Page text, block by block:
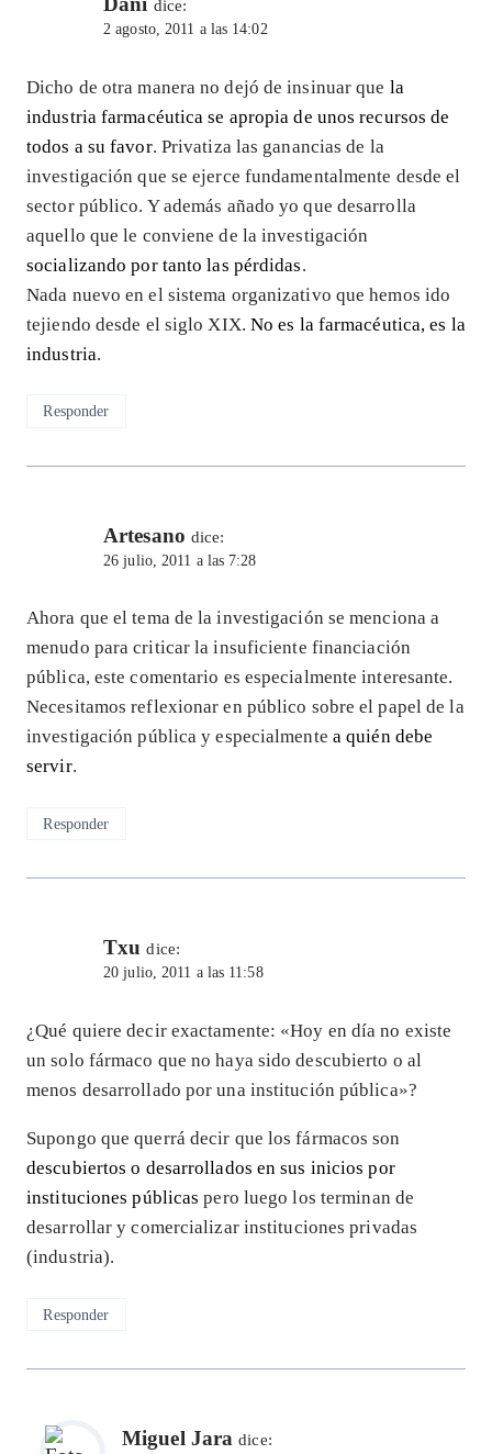
dice:
2 agosto, 2011 a las 14:02
Dicho de otra manera no dejó de insinuar que la
industria farmacéutica se apropia de unos recursos de
todos a su favor. Privatiza las ganancias de la
investigación que se ejerce fundamentalmente desde el
sector público. Y además añado yo que desarrolla
aquello que le conviene de la investigación
socializando por tanto las pérdidas.
Nada nuevo en el sistema organizativo que hemos ido
tejiendo desde el siglo XIX. No es la farmacéutica, es la
industria.
Responder
Artesano dice:
26 julio, 2011 a las 7:28
Ahora que el tema de la investigación se menciona a
menudo para criticar la insuficiente financiación
pública, este comentario es especialmente interesante.
Necesitamos reflexionar en público sobre el papel de la
investigación pública y especialmente a quién debe
servir.
Responder
Txu dice:
20 julio, 2011 a las 11:58
¿Qué quiere decir exactamente: «Hoy en día no existe
un solo fármaco que no haya sido descubierto o al
menos desarrollado por una institución pública»?
Supongo que querrá decir que los fármacos son
descubiertos o desarrollados en sus inicios por
instituciones públicaspero luego los terminan de
desarrollar y comercializar instituciones privadas
(industria).
Responder
Miguel Jara dice: